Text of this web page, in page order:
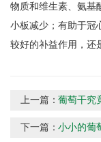
物质和维生素、氨基
小板减少；有助于冠
较好的补益作用，还
上一篇：葡萄干究
下一篇：小小的葡